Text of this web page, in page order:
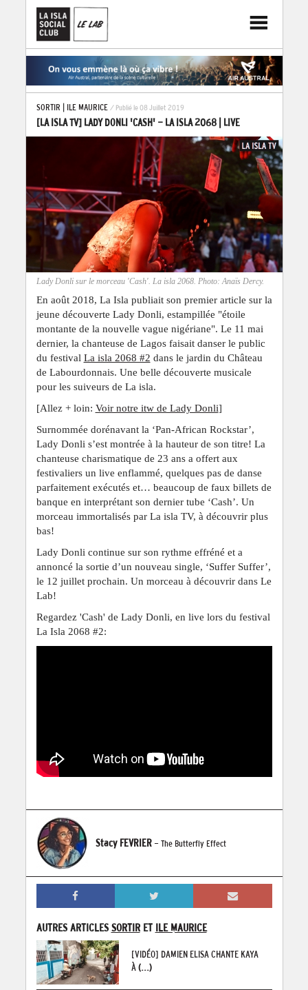
SORTIR ILE MAURICE / Publié le 08 Juillet 2019
[LA ISLA TV] LADY DONLI 'CASH' - LA ISLA 2068 | LIVE
Lady Donli sur le morceau 'Cash'. La isla 2068. Photo: Anaïs Dercy.
En août 2018, La Isla publiait son premier article sur la
jeune découverte Lady Donli, estampillée "étoile
montante de la nouvelle vague nigériane". Le 11 mai
dernier, la chanteuse de Lagos faisait danser le public
du festival La isla 2068 #2 dans le jardin du Château
de Labourdonnais. Une belle découverte musicale
pour les suiveurs de La isla.
[Allez + loin: Voir notre itw de Lady Donli]
Surnommée dorénavant la ‘Pan-African Rockstar’,
Lady Donli s’est montrée à la hauteur de son titre! La
chanteuse charismatique de 23 ans a offert aux
festivaliers un live enflammé, quelques pas de danse
parfaitement exécutés et… beaucoup de faux billets de
banque en interprétant son dernier tube ‘Cash’. Un
morceau immortalisés par La isla TV, à découvrir plus
bas!
Lady Donli continue sur son rythme effréné et a
annoncé la sortie d’un nouveau single, ‘Suffer Suffer’,
le 12 juillet prochain. Un morceau à découvrir dans Le
Lab!
Regardez 'Cash' de Lady Donli, en live lors du festival
La Isla 2068 #2:
Stacy FEVRIER - The Butterfly Effect
AUTRES ARTICLES SORTIRET ILE MAURICE
[VIDÉO] DAMIEN ELISA CHANTE KAYA
À(...)